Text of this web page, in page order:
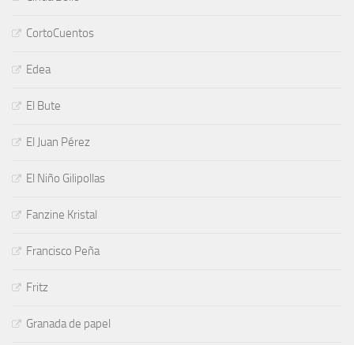
CortoCuentos
Edea
El Bute
El Juan Pérez
El Niño Gilipollas
Fanzine Kristal
Francisco Peña
Fritz
Granada de papel